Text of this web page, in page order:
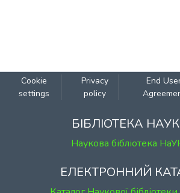
Cookie
settings
Privacy
policy
End
БІБЛІОТЕКА
Наукова бібліотека
ЕЛЕКТРОННИЙ